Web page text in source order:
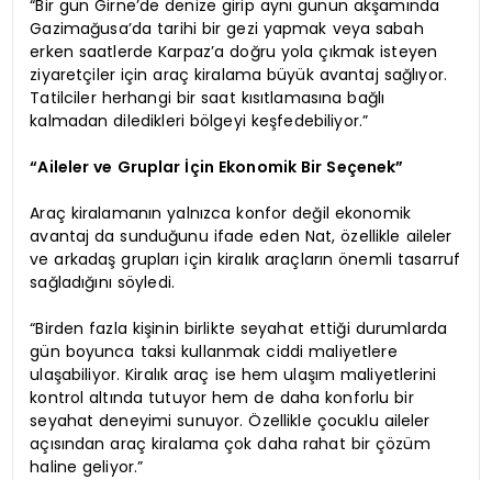
“Bir gün Girne’de denize girip aynı günün akşamında
Gazimağusa’da tarihi bir gezi yapmak veya sabah
erken saatlerde Karpaz’a doğru yola çıkmak isteyen
ziyaretçiler için araç kiralama büyük avantaj sağlıyor.
Tatilciler herhangi bir saat kısıtlamasına bağlı
kalmadan diledikleri bölgeyi keşfedebiliyor.”
“Aileler ve Gruplar İçin Ekonomik Bir Seçenek”
Araç kiralamanın yalnızca konfor değil ekonomik
avantaj da sunduğunu ifade eden Nat, özellikle aileler
ve arkadaş grupları için kiralık araçların önemli tasarruf
sağladığını söyledi.
“Birden fazla kişinin birlikte seyahat ettiği durumlarda
gün boyunca taksi kullanmak ciddi maliyetlere
ulaşabiliyor. Kiralık araç ise hem ulaşım maliyetlerini
kontrol altında tutuyor hem de daha konforlu bir
seyahat deneyimi sunuyor. Özellikle çocuklu aileler
açısından araç kiralama çok daha rahat bir çözüm
haline geliyor.”